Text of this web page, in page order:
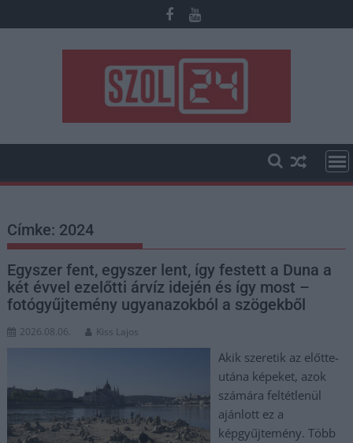
to
Címke: 2024
Egyszer fent, egyszer lent, így festett a Duna a
két évvel ezelőtti árvíz idején és így most –
fotógyűjtemény ugyanazokból a szögekből
2026.08.06. Kiss Lajos
Akik szeretik az előtte-
utána képeket, azok
számára feltétlenül
ajánlott ez a
képgyűjtemény. Több